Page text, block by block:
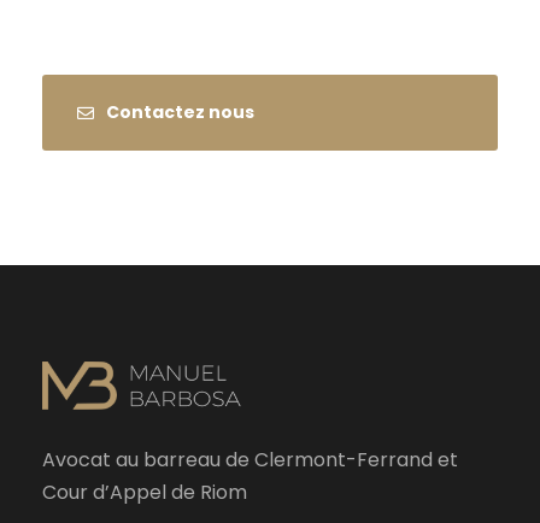
Contactez nous
Avocat au barreau de Clermont-Ferrand et
Cour d’Appel de Riom